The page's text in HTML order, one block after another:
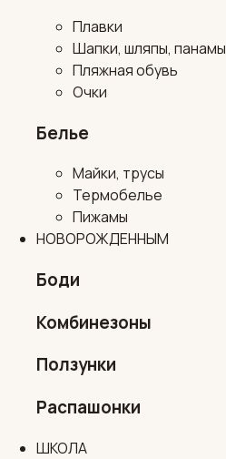
Плавки
Шапки, шляпы, панамы
Пляжная обувь
Очки
Белье
Майки, трусы
Термобелье
Пижамы
НОВОРОЖДЕННЫМ
Боди
Комбинезоны
Ползунки
Распашонки
ШКОЛА